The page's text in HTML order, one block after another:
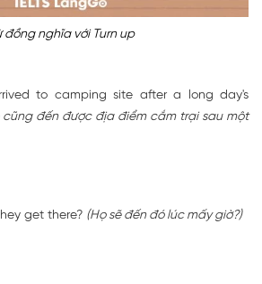
đồng nghĩa với Turn up
to camping site after a long day's
cũng đến được địa điểm cắm trại sau một
get there? (Họ sẽ đến đó lúc mấy giờ?)